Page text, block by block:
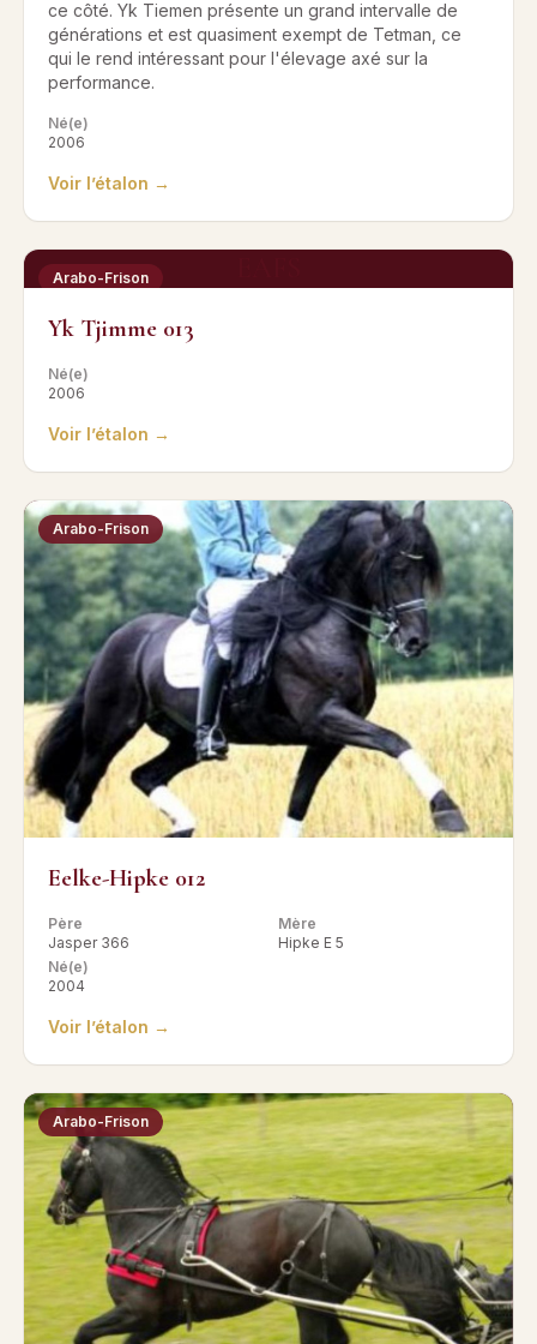
ce côté. Yk Tiemen présente un grand intervalle de
générations et est quasiment exempt de Tetman, ce
qui le rend intéressant pour l'élevage axé sur la
performance.
Né(e)
2006
Voir l’étalon →
Arabo-Frison
Yk Tjimme 013
Né(e)
2006
Voir l’étalon →
Arabo-Frison
Eelke-Hipke 012
Père
Jasper 366
Mère
Hipke E 5
Né(e)
2004
Voir l’étalon →
Arabo-Frison